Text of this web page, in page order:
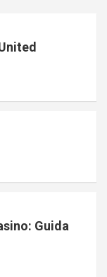
Guida